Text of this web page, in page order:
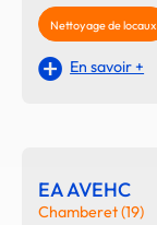
Nettoyage de locaux
En savoir +
EA AVEHC
Chamberet (19)